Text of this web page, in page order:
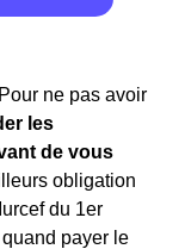
ne pas avoir
les
de vous
obligation
du 1er
payer le